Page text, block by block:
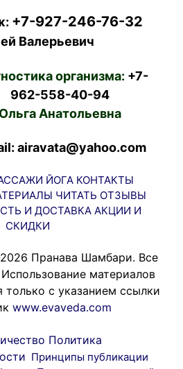
+7-927-246-76-32
Валерьевич
организма: +7-
962-558-40-94
Ольга Анатольевна
airavata@yahoo.com
ЙОГА КОНТАКТЫ
ЧИТАТЬ ОТЗЫВЫ
И ДОСТАВКА АКЦИИ И
СКИДКИ
Пранава Шамбари. Все
материалов
только с указанием ссылки
www.evaveda.com
Политика
Принципы публикации